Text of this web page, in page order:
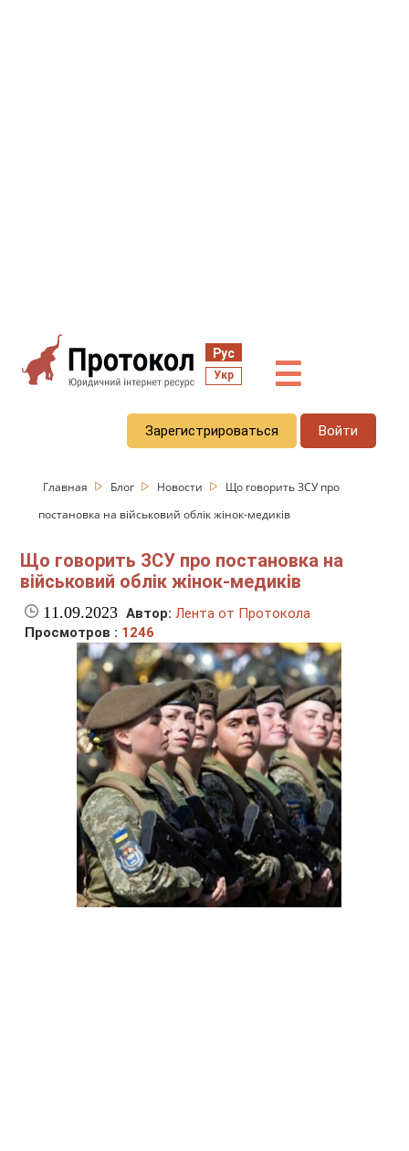
Рус
Укр ☰
Зарегистрироваться Войти
Главная Блог Новости
Що говорить ЗСУ про
постановка на військовий облік жінок-медиків
Що говорить ЗСУ про постановка на
військовий облік жінок-медиків
11.09.2023 Автор: Лента от Протокола
Просмотров : 1246